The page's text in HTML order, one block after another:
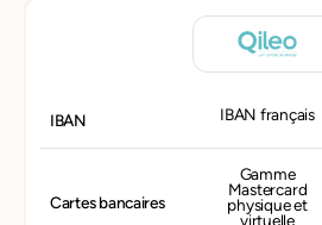
IBAN IBAN français
Cartes bancaires
Gamme
Mastercard
physique et
virtuelle